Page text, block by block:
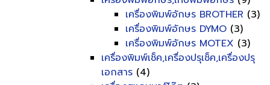
เครื่องพิมพ์อักษร BROTHER (3)
เครื่องพิมพ์อักษร DYMO (3)
เครื่องพิมพ์อักษร MOTEX (3)
เครื่องพิมพ์เช็ค,เครื่องปรุเช็ค,เครื่องปรุ
เอกสาร (4)